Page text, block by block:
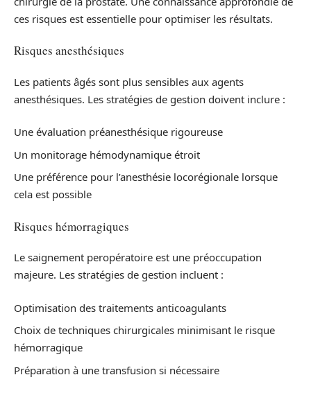
ces risques est essentielle pour optimiser les résultats.
Risques anesthésiques
Les patients âgés sont plus sensibles aux agents
anesthésiques. Les stratégies de gestion doivent inclure :
Une évaluation préanesthésique rigoureuse
Un monitorage hémodynamique étroit
Une préférence pour l’anesthésie locorégionale lorsque
cela est possible
Risques hémorragiques
Le saignement peropératoire est une préoccupation
majeure. Les stratégies de gestion incluent :
Optimisation des traitements anticoagulants
Choix de techniques chirurgicales minimisant le risque
hémorragique
Préparation à une transfusion si nécessaire